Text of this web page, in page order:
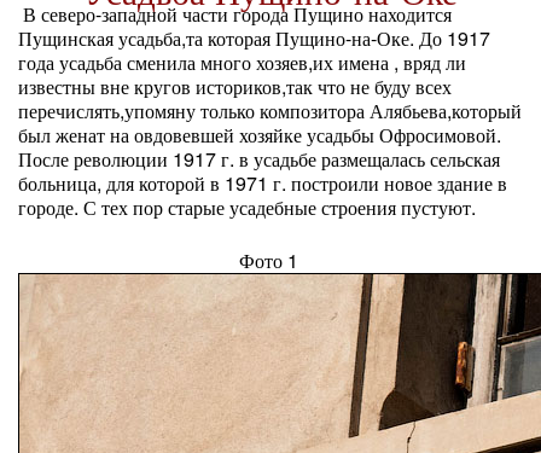
В северо-западной части города Пущино находится
Пущинская усадьба,та которая Пущино-на-Оке. До 1917
года усадьба сменила много хозяев,их имена , вряд ли
известны вне кругов историков,так что не буду всех
перечислять,упомяну только композитора Алябьева,который
был женат на овдовевшей хозяйке усадьбы Офросимовой.
После революции 1917 г. в усадьбе размещалась сельская
больница, для которой в 1971 г. построили новое здание в
городе. С тех пор старые усадебные строения пустуют.
Фото 1